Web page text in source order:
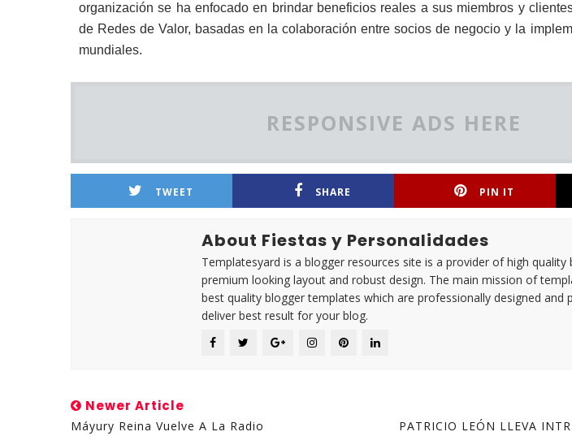
organización se ha enfocado en brindar beneficios reales a sus miembros y
de Redes de Valor, basadas en la colaboración entre socios de negocio y la
mundiales.
RESPONSIVE ADS HERE
TWEET SHARE PIN IT
About Fiestas y Personalidades
Templatesyard is a blogger resources site is a provider of high
premium looking layout and robust design. The main mission of
best quality blogger templates which are professionally designed and
deliver best result for your blog.
Newer Article
Máyury Reina Vuelve A La Radio PATRICIO LEÓN LLEVA